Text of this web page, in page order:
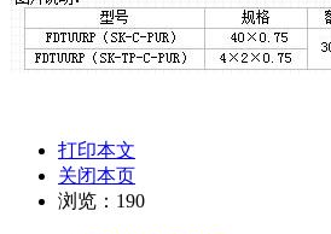
打印本文
关闭本页
浏览： 190